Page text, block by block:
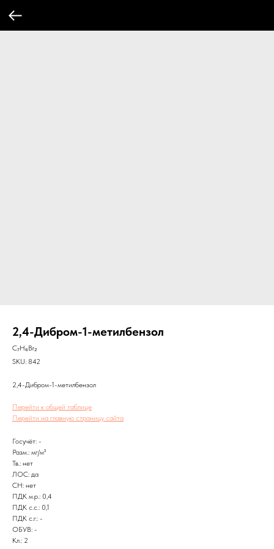
2,4-Дибром-1-метилбензол
C₇H₆Br₂
SKU: 842
2,4-Дибром-1-метилбензол
Перейти к общей таблице
Перейти на главную страницу сайта
Госучёт: -
Разм.: мг/м³
Тв.: нет
ЛОС: да
CH: нет
ПДК м.р.: 0,4
ПДК с.с.: 0,1
ПДК с.г.: -
ОБУВ: -
Кл.: 2